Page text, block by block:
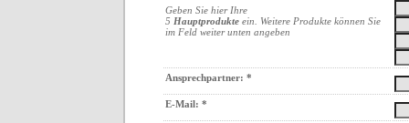
Geben Sie hier Ihre
5 Hauptprodukte ein. Weitere Produkte können Sie
im Feld weiter unten angeben
Ansprechpartner: *
E-Mail: *